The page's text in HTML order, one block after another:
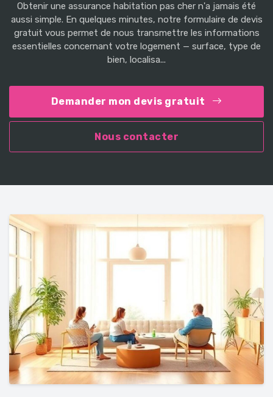
Obtenir une assurance habitation pas cher n'a jamais été
aussi simple. En quelques minutes, notre formulaire de devis
gratuit vous permet de nous transmettre les informations
essentielles concernant votre logement — surface, type de
bien, localisa...
Demander mon devis gratuit
Nous contacter